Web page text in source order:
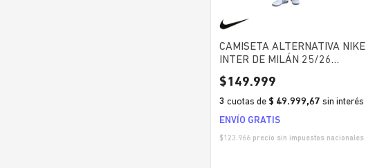
CAMISETA ALTERNATIVA NIKE
INTER DE MILÁN 25/26
HOMBRE
$149.999
3 cuotas de $ 49.999,67 sin interés
ENVÍO GRATIS
$123.966 precio sin impuestos nacionales